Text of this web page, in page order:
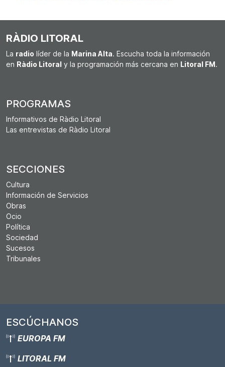
RÀDIO LITORAL
La radio líder de la Marina Alta. Escucha toda la información
en Ràdio Litoral y la programación más cercana en Litoral FM.
PROGRAMAS
Informativos de Ràdio Litoral
Las entrevistas de Ràdio Litoral
SECCIONES
Cultura
Información de Servicios
Obras
Ocio
Política
Sociedad
Sucesos
Tribunales
ESCÚCHANOS
EUROPA FM
LITORAL FM